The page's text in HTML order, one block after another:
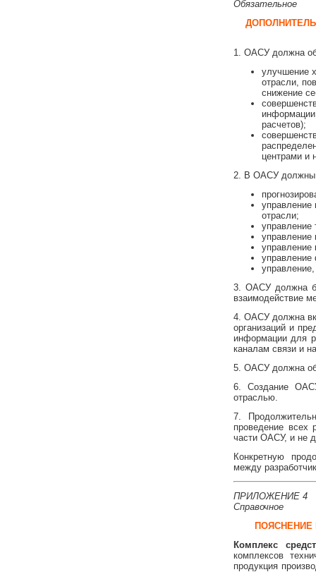
Обязательное
1. ОАСУ должна
улучшение
отрасли,
снижение
расчетов);
центрами и
2. В ОАСУ должны
управление
отрасли;
управление
управление
управление
3. ОАСУ должна
взаимодействие
4. ОАСУ должна
организаций и
информации для
каналам связи и
5. ОАСУ должна
6. Создание
отраслью.
7.
проведение всех
части ОАСУ, и не
Конкретную
между
ПРИЛОЖЕНИЕ 4
Справочное
Комплекс
комплексов
продукция